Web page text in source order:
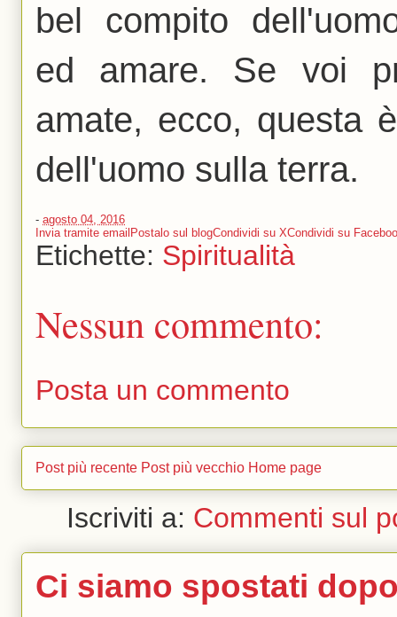
bel compito
ed amare. Se voi
amate, ecco, questa
dell'uomo sulla terra.
- agosto 04, 2016
Invia tramite email Postalo sul blogCondividi su XCondividi su
Etichette: Spiritualità
Nessun commento:
Posta un commento
Post più recente Post più vecchio Home page
Iscriviti a: Commenti sul
Ci siamo spostati